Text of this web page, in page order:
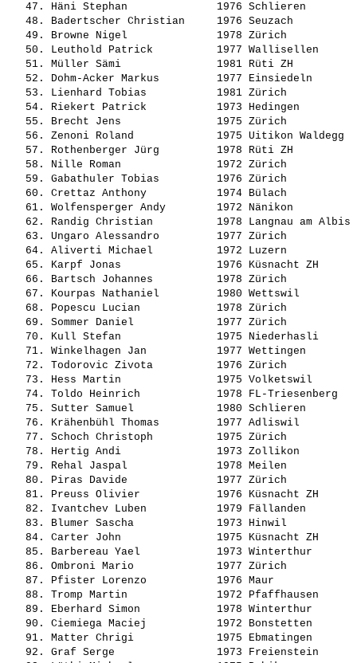
   47.
Häni Stephan
1976 Schlieren
   48.
Badertscher Christian
1976 Seuzach
   49.
Browne Nigel
1978 Zürich
   50.
Leuthold Patrick
1977 Wallisellen
   51.
Müller Sämi
1981 Rüti ZH
   52.
Dohm-Acker Markus
1977 Einsiedeln
   53.
Lienhard Tobias
1981 Zürich
   54.
Riekert Patrick
1973 Hedingen
   55.
Brecht Jens
1975 Zürich
   56.
Zenoni Roland
1975 Uitikon
   57.
Rothenberger Jürg
1978 Rüti ZH
   58.
Nille Roman
1972 Zürich
   59.
Gabathuler Tobias
1976 Zürich
   60.
Crettaz Anthony
1974 Bülach
   61.
Wolfensperger Andy
1972 Nänikon
   62.
Randig Christian
1978 Langnau
   63.
Ungaro Alessandro
1977 Zürich
   64.
Aliverti Michael
1972 Luzern
   65.
Karpf Jonas
1976 Küsnacht
   66.
Bartsch Johannes
1978 Zürich
   67.
Kourpas Nathaniel
1980 Wettswil
   68.
Popescu Lucian
1978 Zürich
   69.
Sommer Daniel
1977 Zürich
   70.
Kull Stefan
1975 Niederhasli
   71.
Winkelhagen Jan
1977 Wettingen
   72.
Todorovic Zivota
1976 Zürich
   73.
Hess Martin
1975 Volketswil
   74.
Toldo Heinrich
1978 FL-
   75.
Sutter Samuel
1980 Schlieren
   76.
Krähenbühl Thomas
1977 Adliswil
   77.
Schoch Christoph
1975 Zürich
   78.
Hertig Andi
1973 Zollikon
   79.
Rehal Jaspal
1978 Meilen
   80.
Piras Davide
1977 Zürich
   81.
Preuss Olivier
1976 Küsnacht
   82.
Ivantchev Luben
1979 Fällanden
   83.
Blumer Sascha
1973 Hinwil
   84.
Carter John
1975 Küsnacht
   85.
Barbereau Yael
1973 Winterthur
   86.
Ombroni Mario
1977 Zürich
   87.
Pfister Lorenzo
1976 Maur
   88.
Tromp Martin
1972 Pfaffhausen
   89.
Eberhard Simon
1978 Winterthur
   90.
Ciemiega Maciej
1972 Bonstetten
   91.
Matter Chrigi
1975 Ebmatingen
   92.
Graf Serge
1973 Freienstein